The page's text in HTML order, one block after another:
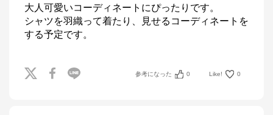
大人可愛いコーディネートにぴったりです。
シャツを羽織って着たり、見せるコーディネートを
する予定です。
参考になった 0 Like! 0